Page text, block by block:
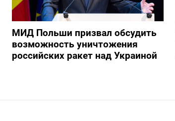
МИД Польши призвал обсудить
возможность уничтожения
российских ракет над Украиной